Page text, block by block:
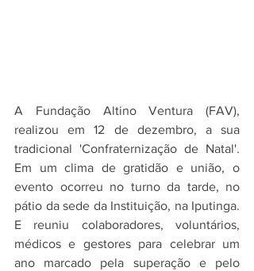
A Fundação Altino Ventura (FAV),
realizou em 12 de dezembro, a sua
tradicional 'Confraternização de Natal'.
Em um clima de gratidão e união, o
evento ocorreu no turno da tarde, no
pátio da sede da Instituição, na Iputinga.
E reuniu colaboradores, voluntários,
médicos e gestores para celebrar um
ano marcado pela superação e pelo